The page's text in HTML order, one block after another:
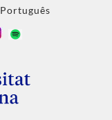
Português